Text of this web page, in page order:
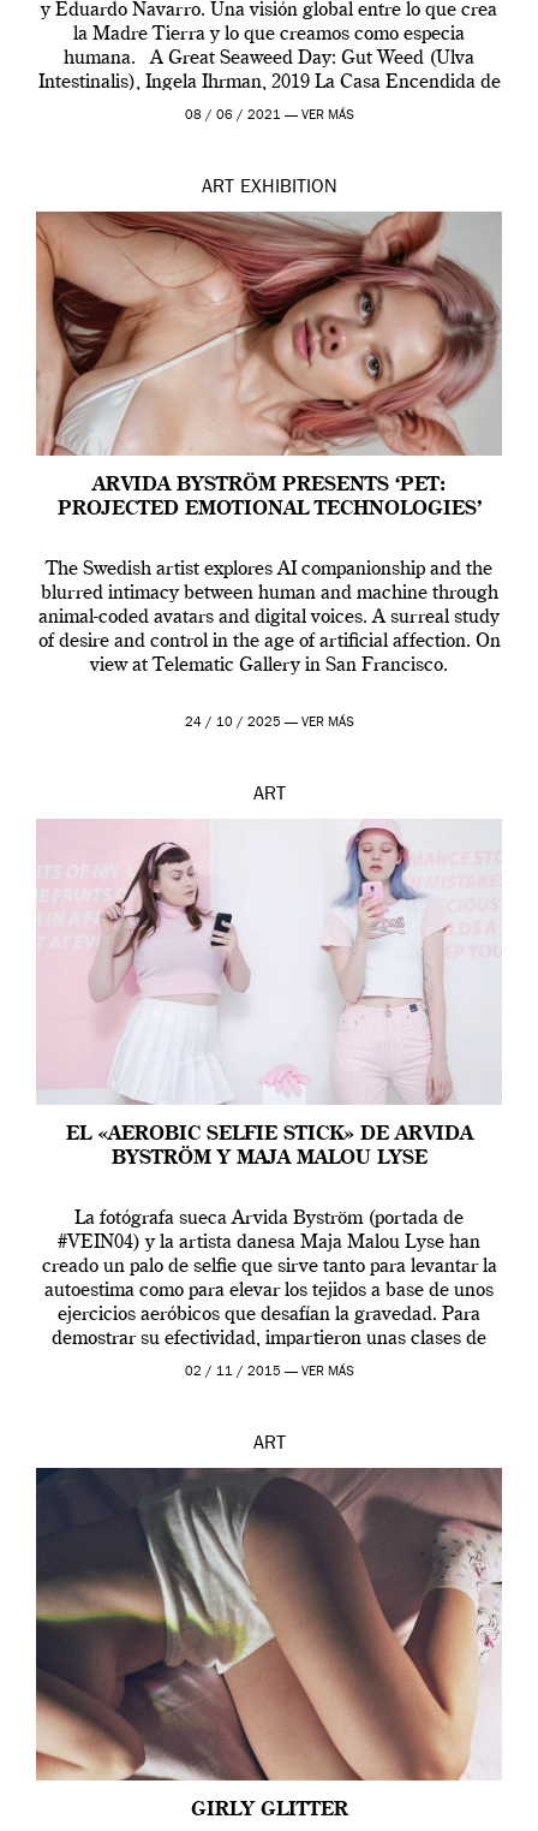
y Eduardo Navarro. Una visión global entre lo que crea
la Madre Tierra y lo que creamos como especia
humana. A Great Seaweed Day: Gut Weed (Ulva
Intestinalis), Ingela Ihrman, 2019 La Casa Encendida de
Madrid y la Wellcome […]
08 / 06 / 2021 — VER MÁS
ART EXHIBITION
ARVIDA BYSTRÖM PRESENTS ‘PET:
PROJECTED EMOTIONAL TECHNOLOGIES’
The Swedish artist explores AI companionship and the
blurred intimacy between human and machine through
animal-coded avatars and digital voices. A surreal study
of desire and control in the age of artificial affection. On
view at Telematic Gallery in San Francisco.
24 / 10 / 2025 — VER MÁS
ART
EL «AEROBIC SELFIE STICK» DE ARVIDA
BYSTRÖM Y MAJA MALOU LYSE
La fotógrafa sueca Arvida Byström (portada de
#VEIN04) y la artista danesa Maja Malou Lyse han
creado un palo de selfie que sirve tanto para levantar la
autoestima como para elevar los tejidos a base de unos
ejercicios aeróbicos que desafían la gravedad. Para
demostrar su efectividad, impartieron unas clases de
prueba en el Tate […]
02 / 11 / 2015 — VER MÁS
ART
GIRLY GLITTER